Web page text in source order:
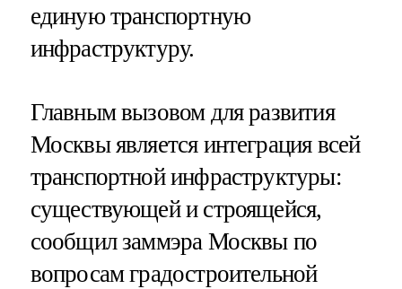
единую транспортную
инфраструктуру.
Главным вызовом для развития
Москвы является интеграция всей
транспортной инфраструктуры:
существующей и строящейся,
сообщил заммэра Москвы по
вопросам градостроительной